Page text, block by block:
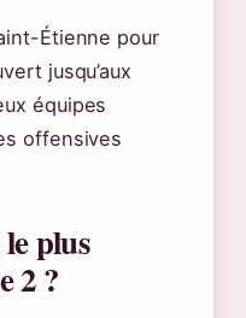
Étienne pour
jusqu’aux
équipes
offensives
plus
2 ?